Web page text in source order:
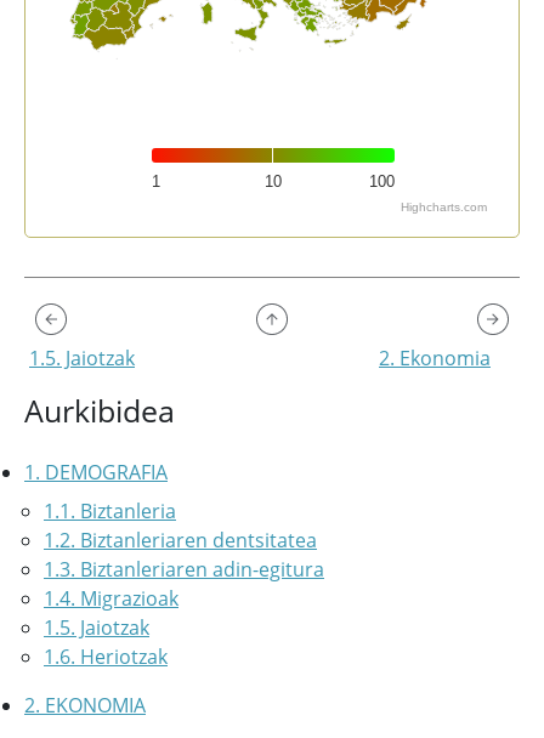
Aurkibidea
1. DEMOGRAFIA
1.1. Biztanleria
1.2. Biztanleriaren dentsitatea
1.3. Biztanleriaren adin-egitura
1.4. Migrazioak
1.5. Jaiotzak
1.6. Heriotzak
2. EKONOMIA
1 10 100
Highcharts.com
1.5. Jaiotzak 2. Ekonomia